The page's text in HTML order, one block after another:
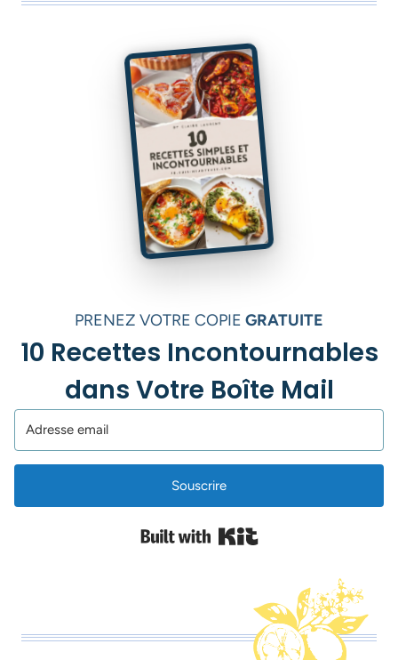
PRENEZ VOTRE COPIE GRATUITE
10 Recettes Incontournables
dans Votre Boîte Mail
Souscrire
Built with Kit